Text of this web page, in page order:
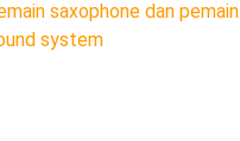
saxophone dan pemain
system